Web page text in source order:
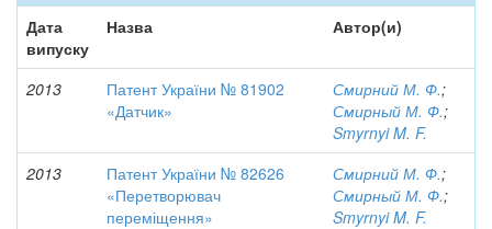
Дата
випуску
Назва Автор(и)
2013
Патент України № 81902
«Датчик»
Смирний М. Ф.;
Смирный М. Ф.;
Smyrnyi M. F.
2013
Патент України № 82626
«Перетворювач
переміщення»
Смирний М. Ф.;
Смирный М. Ф.;
Smyrnyi M. F.